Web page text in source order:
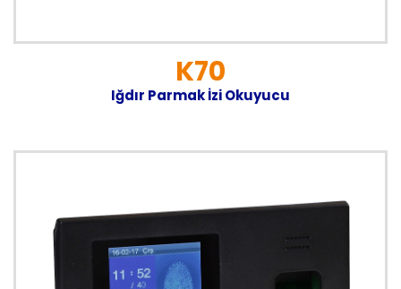
K70
Iğdır Parmak İzi Okuyucu